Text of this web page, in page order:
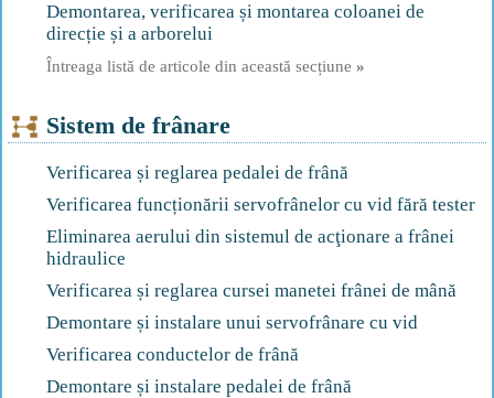
Demontarea, verificarea și montarea coloanei de
direcție și a arborelui
Întreaga listă de articole din această secțiune »
Sistem de frânare
Verificarea și reglarea pedalei de frână
Verificarea funcționării servofrânelor cu vid fără tester
Eliminarea aerului din sistemul de acţionare a frânei
hidraulice
Verificarea și reglarea cursei manetei frânei de mână
Demontare și instalare unui servofrânare cu vid
Verificarea conductelor de frână
Demontare și instalare pedalei de frână